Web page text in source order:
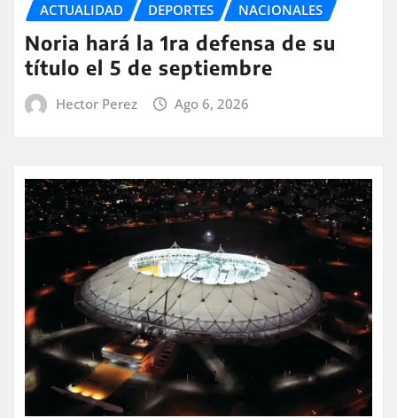
ACTUALIDAD DEPORTES NACIONALES
Noria hará la 1ra defensa de su
título el 5 de septiembre
Hector Perez Ago 6, 2026